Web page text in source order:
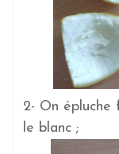
2- On épluche
le blanc ;